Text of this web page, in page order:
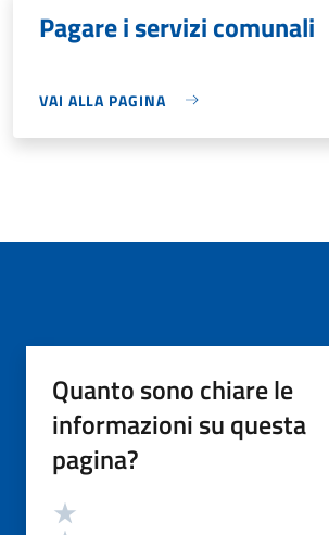
Pagare i servizi comunali
VAI ALLA PAGINA
Quanto sono chiare le
informazioni su questa
pagina?
Valutazione